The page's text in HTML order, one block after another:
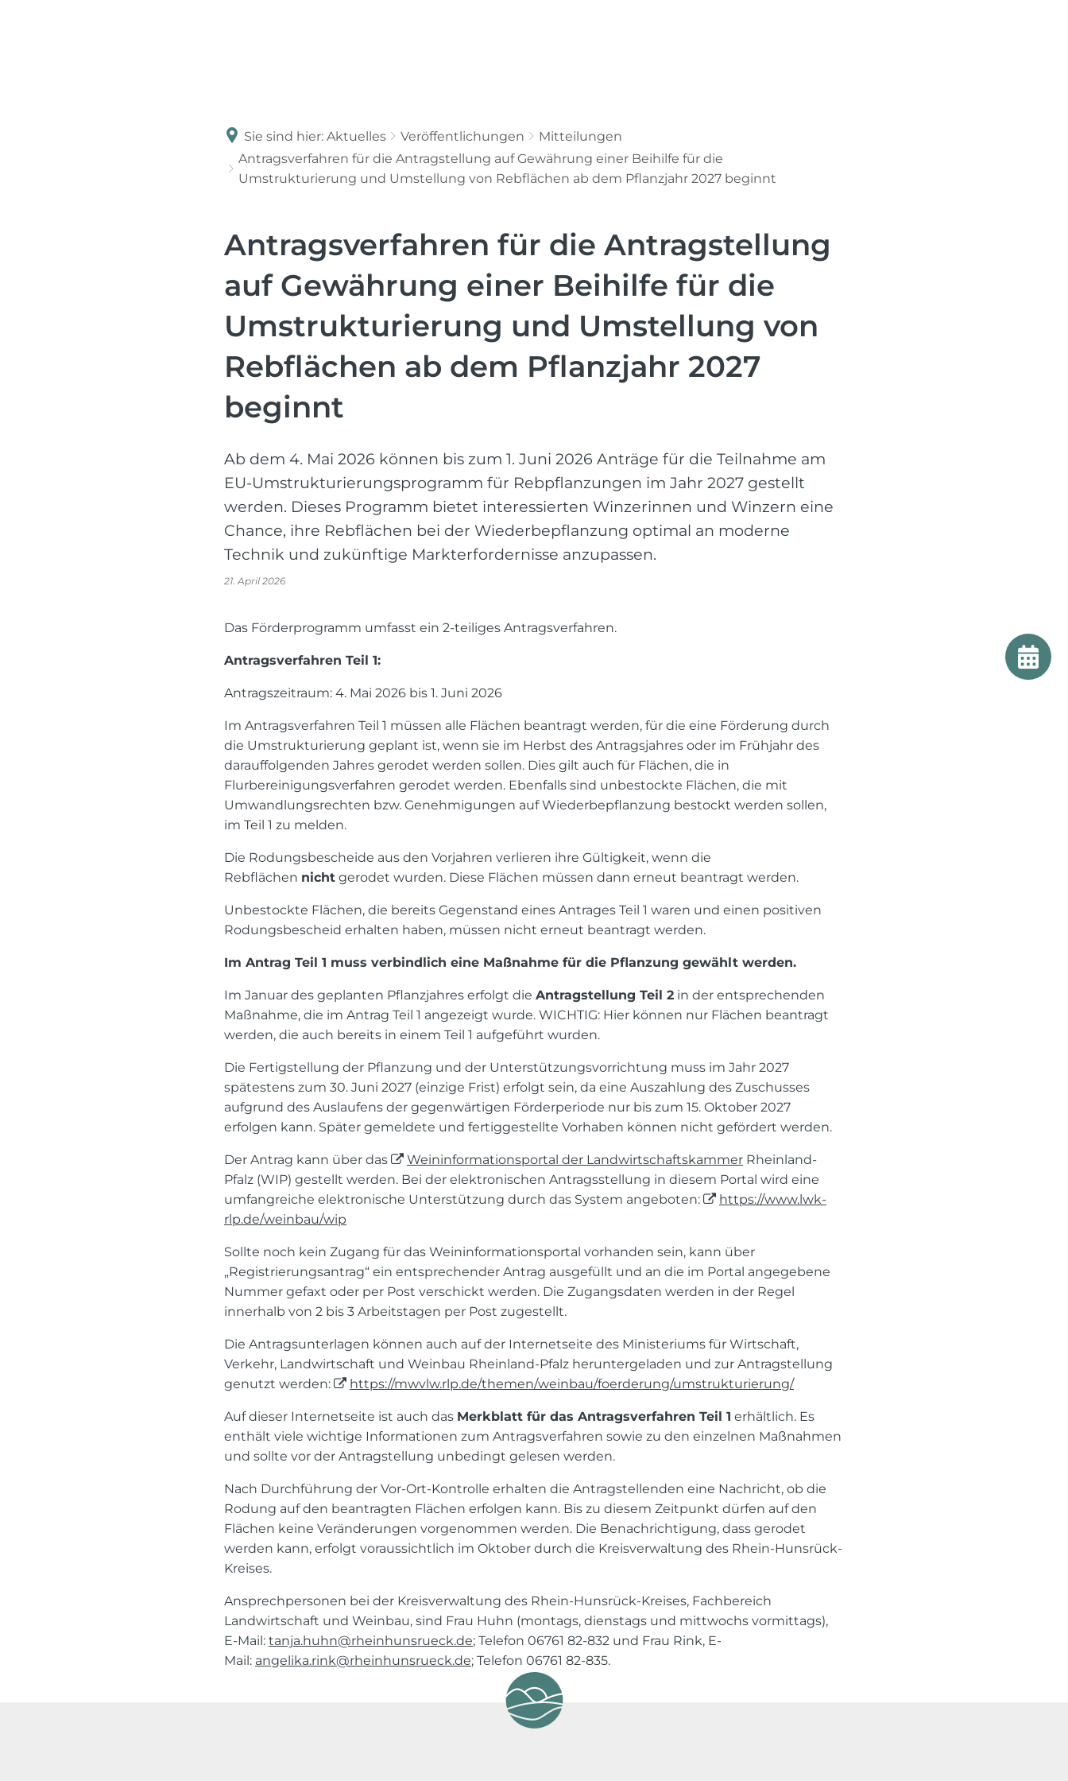
Sie sind hier: Aktuelles Veröffentlichungen
Mitteilungen
Antragsverfahren für die Antragstellung auf Gewährung einer Beihilfe für die
Umstrukturierung und Umstellung von Rebflächen ab dem Pflanzjahr 2027 beginnt
Antragsverfahren für die Antragstellung
auf Gewährung einer Beihilfe für die
Umstrukturierung und Umstellung von
Rebflächen ab dem Pflanzjahr 2027
beginnt
Ab dem 4. Mai 2026 können bis zum 1. Juni 2026 Anträge für die Teilnahme am
EU-Umstrukturierungsprogramm für Rebpflanzungen im Jahr 2027 gestellt
werden. Dieses Programm bietet interessierten Winzerinnen und Winzern eine
Chance, ihre Rebflächen bei der Wiederbepflanzung optimal an moderne
Technik und zukünftige Markterfordernisse anzupassen.
21. April 2026
Das Förderprogramm umfasst ein 2-teiliges Antragsverfahren.
Antragsverfahren Teil 1:
Antragszeitraum: 4. Mai 2026 bis 1. Juni 2026
Im Antragsverfahren Teil 1 müssen alle Flächen beantragt werden, für die eine Förderung durch
die Umstrukturierung geplant ist, wenn sie im Herbst des Antragsjahres oder im Frühjahr des
darauffolgenden Jahres gerodet werden sollen. Dies gilt auch für Flächen, die in
Flurbereinigungsverfahren gerodet werden. Ebenfalls sind unbestockte Flächen, die mit
Umwandlungsrechten bzw. Genehmigungen auf Wiederbepflanzung bestockt werden sollen,
im Teil 1 zu melden.
Die Rodungsbescheide aus den Vorjahren verlieren ihre Gültigkeit, wenn die
Rebflächen nicht gerodet wurden. Diese Flächen müssen dann erneut beantragt werden.
Unbestockte Flächen, die bereits Gegenstand eines Antrages Teil 1 waren und einen positiven
Rodungsbescheid erhalten haben, müssen nicht erneut beantragt werden.
Im Antrag Teil 1 muss verbindlich eine Maßnahme für die Pflanzung gewählt werden.
Im Januar des geplanten Pflanzjahres erfolgt die Antragstellung Teil 2 in der entsprechenden
Maßnahme, die im Antrag Teil 1 angezeigt wurde. WICHTIG: Hier können nur Flächen beantragt
werden, die auch bereits in einem Teil 1 aufgeführt wurden.
Die Fertigstellung der Pflanzung und der Unterstützungsvorrichtung muss im Jahr 2027
spätestens zum 30. Juni 2027 (einzige Frist) erfolgt sein, da eine Auszahlung des Zuschusses
aufgrund des Auslaufens der gegenwärtigen Förderperiode nur bis zum 15. Oktober 2027
erfolgen kann. Später gemeldete und fertiggestellte Vorhaben können nicht gefördert werden.
Der Antrag kann über das Weininformationsportal der Landwirtschaftskammer Rheinland-
Pfalz (WIP) gestellt werden. Bei der elektronischen Antragsstellung in diesem Portal wird eine
umfangreiche elektronische Unterstützung durch das System angeboten:
https://www.lwk-
rlp.de/weinbau/wip
Sollte noch kein Zugang für das Weininformationsportal vorhanden sein, kann über
„Registrierungsantrag“ ein entsprechender Antrag ausgefüllt und an die im Portal angegebene
Nummer gefaxt oder per Post verschickt werden. Die Zugangsdaten werden in der Regel
innerhalb von 2 bis 3 Arbeitstagen per Post zugestellt.
Die Antragsunterlagen können auch auf der Internetseite des Ministeriums für Wirtschaft,
Verkehr, Landwirtschaft und Weinbau Rheinland-Pfalz heruntergeladen und zur Antragstellung
genutzt werden:
https://mwvlw.rlp.de/themen/weinbau/foerderung/umstrukturierung/
Auf dieser Internetseite ist auch das Merkblatt für das Antragsverfahren Teil 1 erhältlich. Es
enthält viele wichtige Informationen zum Antragsverfahren sowie zu den einzelnen Maßnahmen
und sollte vor der Antragstellung unbedingt gelesen werden.
Nach Durchführung der Vor-Ort-Kontrolle erhalten die Antragstellenden eine Nachricht, ob die
Rodung auf den beantragten Flächen erfolgen kann. Bis zu diesem Zeitpunkt dürfen auf den
Flächen keine Veränderungen vorgenommen werden. Die Benachrichtigung, dass gerodet
werden kann, erfolgt voraussichtlich im Oktober durch die Kreisverwaltung des Rhein-Hunsrück-
Kreises.
Ansprechpersonen bei der Kreisverwaltung des Rhein-Hunsrück-Kreises, Fachbereich
Landwirtschaft und Weinbau, sind Frau Huhn (montags, dienstags und mittwochs vormittags),
E-Mail: tanja.huhn@rheinhunsrueck.de; Telefon 06761 82-832 und Frau Rink, E-
Mail: angelika.rink@rheinhunsrueck.de; Telefon 06761 82-835.